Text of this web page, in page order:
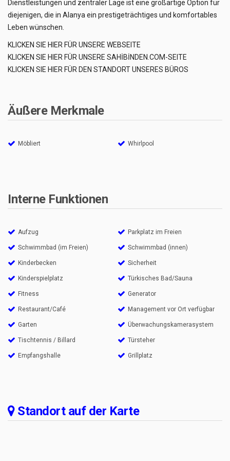
Dienstleistungen und zentraler Lage ist eine großartige Option für
diejenigen, die in Alanya ein prestigeträchtiges und komfortables
Leben wünschen.
KLICKEN SIE HIER FÜR UNSERE WEBSEITE
KLICKEN SIE HIER FÜR UNSERE SAHİBİNDEN.COM-SEITE
KLICKEN SIE HIER FÜR DEN STANDORT UNSERES BÜROS
Äußere Merkmale
Möbliert Whirlpool
Interne Funktionen
Aufzug Parkplatz im Freien
Schwimmbad (im Freien) Schwimmbad (innen)
Kinderbecken Sicherheit
Kinderspielplatz Türkisches Bad/Sauna
Fitness Generator
Restaurant/Café Management vor Ort verfügbar
Garten Überwachungskamerasystem
Tischtennis / Billard Türsteher
Empfangshalle Grillplatz
Standort auf der Karte